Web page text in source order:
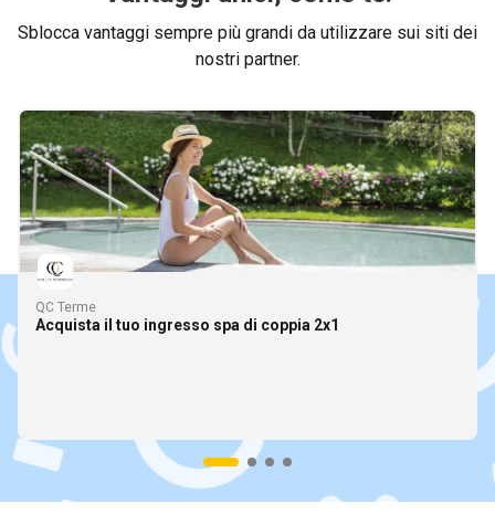
Sblocca vantaggi sempre più grandi da utilizzare sui siti dei
nostri partner.
QC Terme
Acquista il tuo ingresso spa di coppia 2x1